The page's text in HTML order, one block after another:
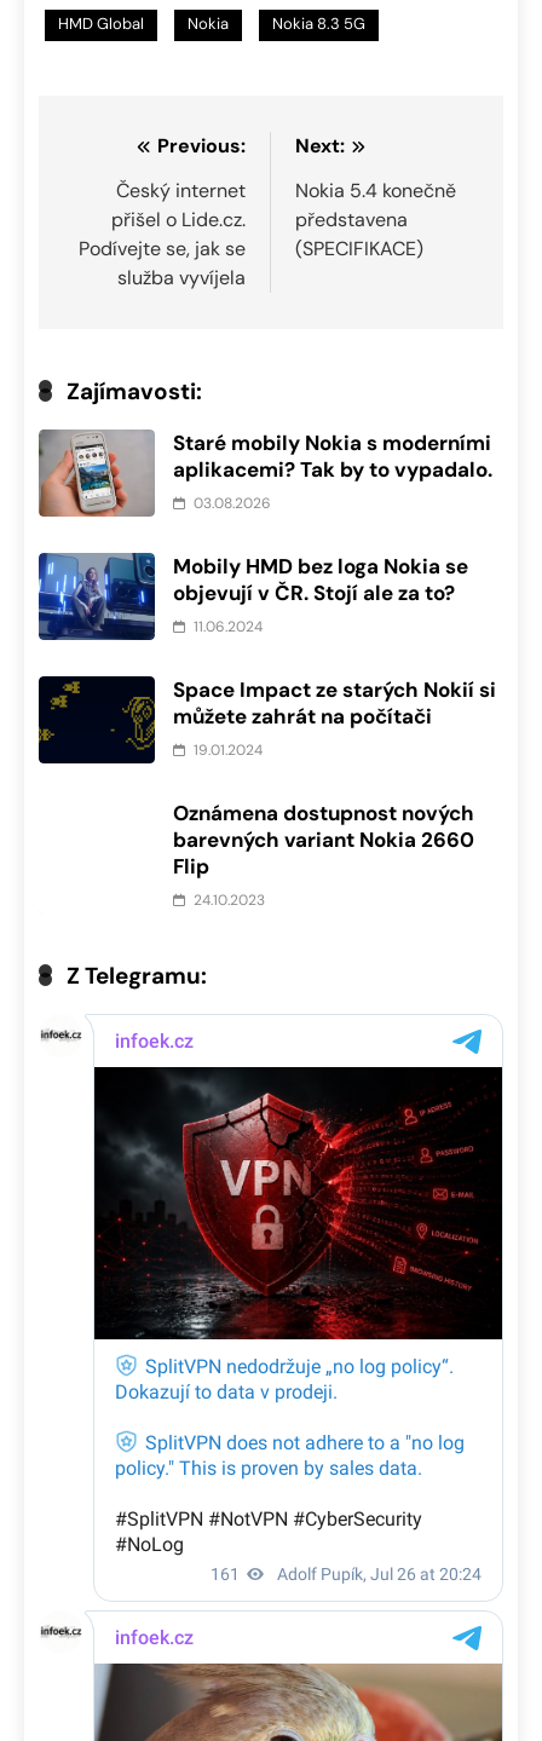
HMD Global Nokia Nokia 8.3 5G
Navigace
příspěvek
Previous:
Český internet
přišel o Lide.cz.
Podívejte se, jak se
služba vyvíjela
Next:
Nokia 5.4 konečně
představena
(SPECIFIKACE)
Zajímavosti:
Staré mobily Nokia s moderními
aplikacemi? Tak by to vypadalo.
03.08.2026
Mobily HMD bez loga Nokia se
objevují v ČR. Stojí ale za to?
11.06.2024
Space Impact ze starých Nokií si
můžete zahrát na počítači
19.01.2024
Oznámena dostupnost nových
barevných variant Nokia 2660
Flip
24.10.2023
Z Telegramu: